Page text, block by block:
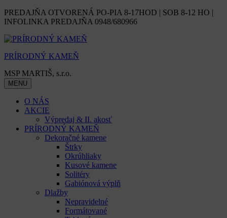
Skip
to
PREDAJŇA OTVORENÁ PO-PIA 8-17HOD | SOB 8-12 HO |
INFOLINKA PREDAJŇA 0948/680966
PRÍRODNÝ KAMEŇ
MSP MARTIŠ, s.r.o.
MENU
O NÁS
AKCIE
Výpredaj & II. akosť
PRÍRODNÝ KAMEŇ
Dekoračné kamene
Štrky
Okrúhliaky
Kusové kamene
Solitéry
Gabiónová výplň
Dlažby
Nepravidelné
Formátované